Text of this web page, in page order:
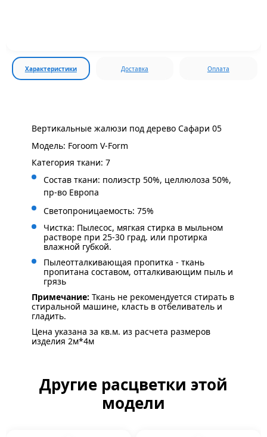
Характеристики Доставка Оплата
Вертикальные жалюзи под дерево Сафари 05
Модель: Foroom V-Form
Категория ткани: 7
Состав ткани: полиэстр 50%, целлюлоза 50%,
пр-во Европа
Светопроницаемость: 75%
Чистка: Пылесос, мягкая стирка в мыльном
растворе при 25-30 град. или протирка
влажной губкой.
Пылеотталкивающая пропитка - ткань
пропитана составом, отталкивающим пыль и
грязь
Примечание: Ткань не рекомендуется стирать в
стиральной машине, класть в отбеливатель и
гладить.
Цена указана за кв.м. из расчета размеров
изделия 2м*4м
Другие расцветки этой
модели